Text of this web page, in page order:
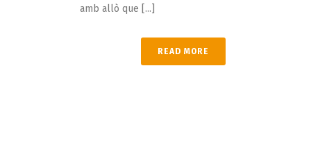
amb allò que [...]
READ MORE